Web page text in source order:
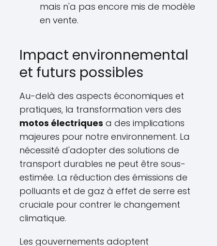
mais n'a pas encore mis de modèle
en vente.
Impact environnemental
et futurs possibles
Au-delà des aspects économiques et
pratiques, la transformation vers des
motos électriques a des implications
majeures pour notre environnement. La
nécessité d'adopter des solutions de
transport durables ne peut être sous-
estimée. La réduction des émissions de
polluants et de gaz à effet de serre est
cruciale pour contrer le changement
climatique.
Les gouvernements adoptent